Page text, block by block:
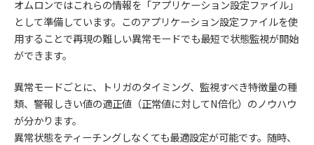
オムロンではこれらの情報を「アプリケーション設定ファイル」
として準備しています。このアプリケーション設定ファイルを使
用することで再現の難しい異常モードでも最短で状態監視が開始
ができます。
異常モードごとに、トリガのタイミング、監視すべき特徴量の種
類、警報しきい値の適正値（正常値に対してN倍化）のノウハウ
が分かります。
異常状態をティーチングしなくても最適設定が可能です。随時、